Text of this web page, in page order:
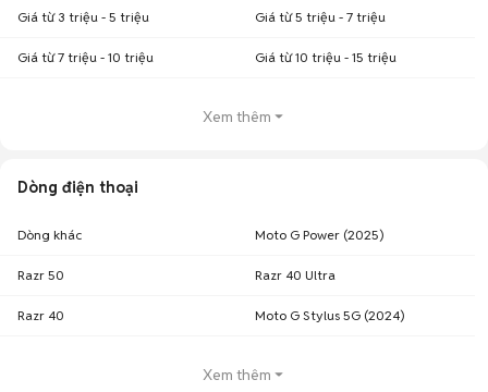
Giá từ 3 triệu - 5 triệu Giá từ 5 triệu - 7 triệu
Giá từ 7 triệu - 10 triệu Giá từ 10 triệu - 15 triệu
Xem thêm
Dòng điện thoại
Dòng khác Moto G Power (2025)
Razr 50 Razr 40 Ultra
Razr 40 Moto G Stylus 5G (2024)
Xem thêm